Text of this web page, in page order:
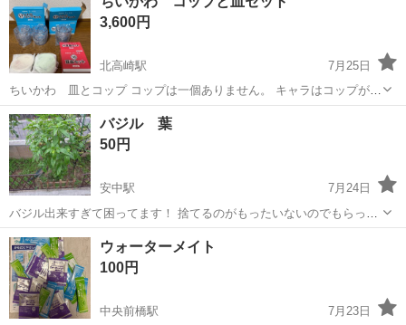
所は、セブンイレブン伊勢崎波志江東店の駐車場になります。
3,600円
北高崎駅
7月25日
ちいかわ 皿とコップ コップは一個ありません。 キャラはコップがラ
ッコ2個とハチワレ1個 皿は栗まんじゅうとシーサー 全て中身を確認す
るため開けてますが、新品です！
群馬 高崎市 北高崎駅
バジル 葉
50円
安中駅
7月24日
バジル出来すぎて困ってます！ 捨てるのがもったいないのでもらって
ください笑 価格50円としていますが、希望金額でOKです！ただでも
群馬 高崎市 安中駅 食品
ウォーターメイト
100円
中央前橋駅
7月23日